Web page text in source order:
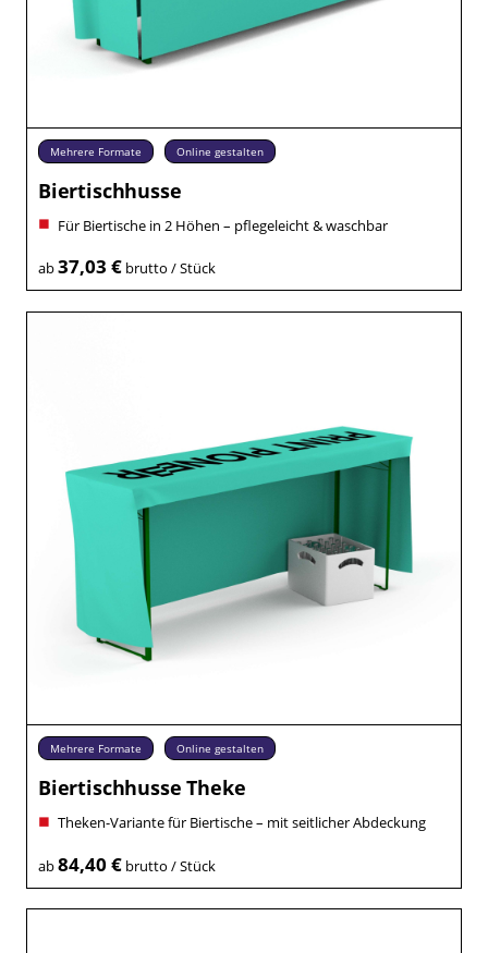
Mehrere Formate Online gestalten
Biertischhusse
Für Biertische in 2 Höhen – pflegeleicht & waschbar
ab37,03 €brutto / Stück
Mehrere Formate Online gestalten
Biertischhusse Theke
Theken-Variante für Biertische – mit seitlicher Abdeckung
ab84,40 €brutto / Stück